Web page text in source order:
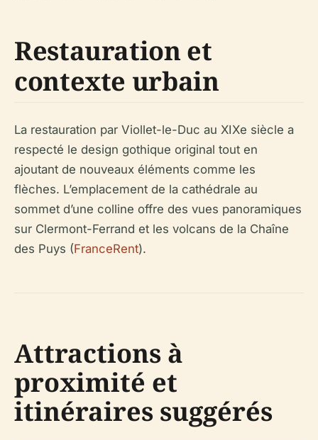
Restauration et
contexte urbain
La restauration par Viollet-le-Duc au XIXe siècle a
respecté le design gothique original tout en
ajoutant de nouveaux éléments comme les
flèches. L’emplacement de la cathédrale au
sommet d’une colline offre des vues panoramiques
sur Clermont-Ferrand et les volcans de la Chaîne
des Puys (FranceRent).
Attractions à
proximité et
itinéraires suggérés